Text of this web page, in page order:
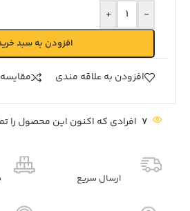
-
+
افزودن به سبد
افزودن به علاقه مندی مقايسه
7 افرادی که اکنون این محصول را
ارسال سریع